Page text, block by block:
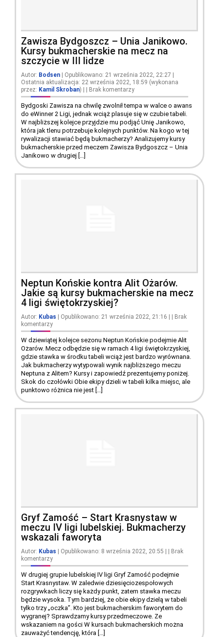
Zawisza Bydgoszcz – Unia Janikowo.
Kursy bukmacherskie na mecz na
szczycie w III lidze
Autor: Bodsen | Opublikowano: 21 września 2022, 22:27 |
Ostatnia aktualizacja: 22 września 2022, 18:59 (wykonana
przez: Kamil Skroban) Brak komentarzy
Bydgoski Zawisza na chwilę zwolnił tempa w walce o awans
do eWinner 2 Ligi, jednak wciąż plasuje się w czubie tabeli.
W najbliższej kolejce przyjdzie mu podjąć Unię Janikowo,
która jak tlenu potrzebuje kolejnych punktów. Na kogo w tej
rywalizacji stawiać będą bukmacherzy? Analizujemy kursy
bukmacherskie przed meczem Zawisza Bydgoszcz – Unia
Janikowo w drugiej […]
Neptun Końskie kontra Alit Ożarów.
Jakie są kursy bukmacherskie na mecz
4 ligi świętokrzyskiej?
Autor: Kubas | Opublikowano: 21 września 2022, 21:16
Brak
komentarzy
W dziewiątej kolejce sezonu Neptun Końskie podejmie Alit
Ożarów. Mecz odbędzie się w ramach 4 ligi świętokrzyskiej,
gdzie stawka w środku tabeli wciąż jest bardzo wyrównana.
Jak bukmacherzy wytypowali wynik najbliższego meczu
Neptuna z Alitem? Kursy i zapowiedź prezentujemy poniżej.
Skok do czołówki Obie ekipy dzieli w tabeli kilka miejsc, ale
punktowo różnica nie jest […]
Gryf Zamość – Start Krasnystaw w
meczu IV ligi lubelskiej. Bukmacherzy
wskazali faworyta
Autor: Kubas | Opublikowano: 8 września 2022, 20:55 | | Brak
komentarzy
W drugiej grupie lubelskiej IV ligi Gryf Zamość podejmie
Start Krasnystaw. W zaledwie dziesięciozespołowych
rozgrywkach liczy się każdy punkt, zatem stawka meczu
będzie wysoka. Tym bardziej, że obie ekipy dzielą w tabeli
tylko trzy „oczka”. Kto jest bukmacherskim faworytem do
wygranej? Sprawdzamy kursy przedmeczowe. Ze
wskazaniem na gości W kursach bukmacherskich można
zauważyć tendencję, która […]